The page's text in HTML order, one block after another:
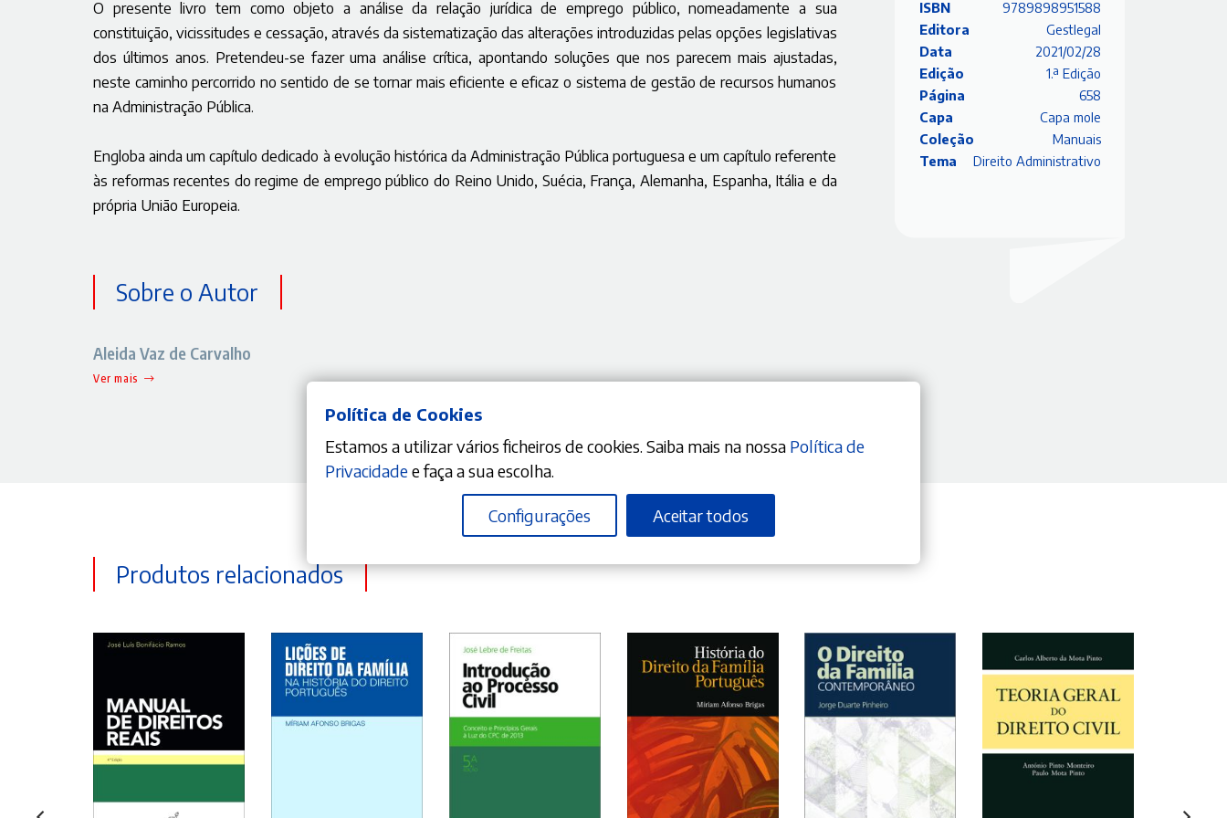
O presente livro tem como objeto a análise da relação jurídica de emprego público, nomeadamente a sua
constituição, vicissitudes e cessação, através da sistematização das alterações introduzidas pelas opções legislativas
dos últimos anos. Pretendeu-se fazer uma análise crítica, apontando soluções que nos parecem mais ajustadas,
neste caminho percorrido no sentido de se tornar mais eficiente e eficaz o sistema de gestão de recursos humanos
na Administração Pública.
Engloba ainda um capítulo dedicado à evolução histórica da Administração Pública portuguesa e um capítulo referente
às reformas recentes do regime de emprego público do Reino Unido, Suécia, França, Alemanha, Espanha, Itália e da
própria União Europeia.
Sobre o Autor
Aleida Vaz de Carvalho
Ver mais
ISBN
9789898951588
Editora
Gestlegal
Data
2021/02/28
Edição
1.ª Edição
Página
658
Capa
Capa mole
Coleção
Manuais
Tema
Direito Administrativo
Produtos relacionados
ADICIONAR ADICIONAR ADICIONAR
Política de Cookies
Estamos a utilizar vários ficheiros de cookies. Saiba mais na nossa Política de
Privacidadee faça a sua escolha.
Configurações Aceitar todos